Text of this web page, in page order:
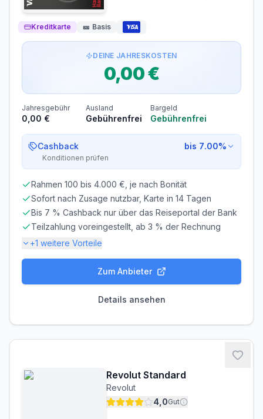
Abrechnung & Zahlung
Automatischer Einzug
Der Rechnungsbetrag wird automatisch per SEPA-
Kreditkarte 🎫 Basis
DEINE JAHRESKOSTEN
0,00 €
Jahresgebühr
0,00 €
Ausland
Gebührenfrei
Bargeld
Gebührenfrei
Cashback
Konditionen prüfen
bis 7.00%
Rahmen 100 bis 4.000 €, je nach Bonität
Sofort nach Zusage nutzbar, Karte in 14 Tagen
Bis 7 % Cashback nur über das Reiseportal der Bank
Teilzahlung voreingestellt, ab 3 % der Rechnung
+1 weitere Vorteile
10,00 €
Zinsen & Kredit
MINDESTTILGUNG
Zum Anbieter
Details ansehen
Revolut Standard
Revolut
4,0Gut